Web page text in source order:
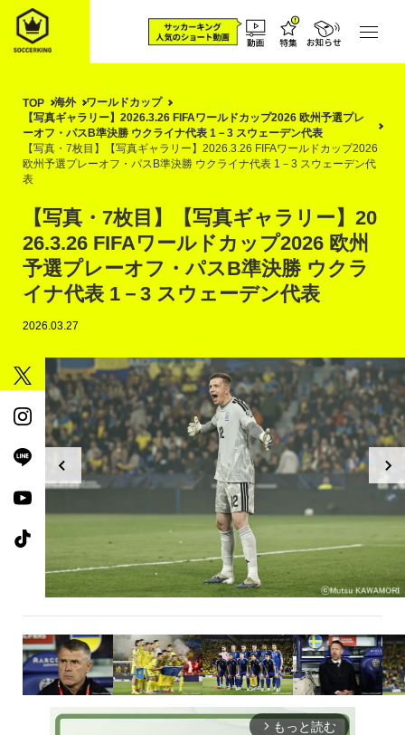
TOP 海外
ワールドカップ
【写真ギャラリー】2026.3.26 FIFAワールドカップ2026 欧州予選プレ
ーオフ・パスB準決勝 ウクライナ代表 1－3 スウェーデン代表
【写真・7枚目】【写真ギャラリー】2026.3.26 FIFAワールドカップ2026
欧州予選プレーオフ・パスB準決勝 ウクライナ代表 1－3 スウェーデン代
表
【写真・7枚目】【写真ギャラリー】20
26.3.26 FIFAワールドカップ2026 欧州
予選プレーオフ・パスB準決勝 ウクラ
イナ代表 1－3 スウェーデン代表
2026.03.27
arrow_forward_ios もっと読む